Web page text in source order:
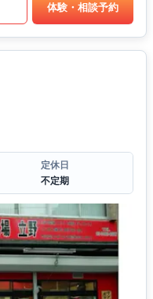
体験・相談予約
定休日
不定期